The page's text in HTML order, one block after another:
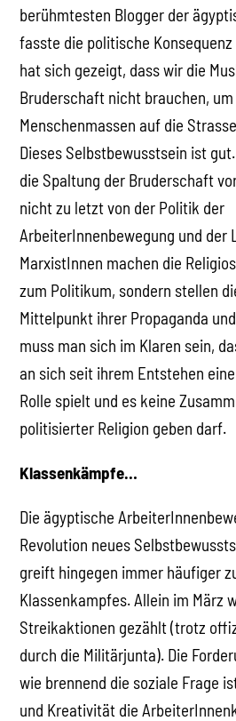
berühmtesten Blogger der
fasste die politische Konsequenz
hat sich gezeigt, dass wir die
Bruderschaft nicht brauchen,
Menschenmassen auf die
Dieses Selbstbewusstsein ist
die Spaltung der Bruderschaft
nicht zu letzt von der Politik der
ArbeiterInnenbewegung und der
MarxistInnen machen die
zum Politikum, sondern stellen
Mittelpunkt ihrer Propaganda
muss man sich im Klaren sein,
an sich seit ihrem Entstehen
Rolle spielt und es keine
politisierter Religion geben darf.
Klassenkämpfe…
Die ägyptische
Revolution neues
greift hingegen immer häufiger
Klassenkampfes. Allein im März
Streikaktionen gezählt (trotz
durch die Militärjunta). Die
wie brennend die soziale Frage
und Kreativität die